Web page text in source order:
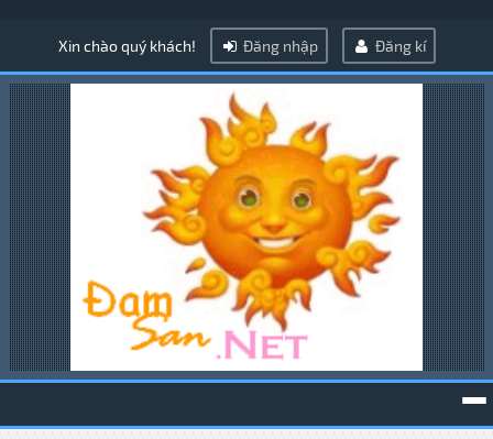
Xin chào quý khách! Đăng nhập Đăng kí